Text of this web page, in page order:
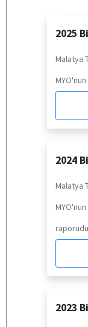
PERSONEL
BÖLÜMLERİMİZ
TOPLUMSAL
2025
Malatya
2024
Malatya
2023